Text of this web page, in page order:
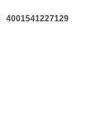
4001541227129